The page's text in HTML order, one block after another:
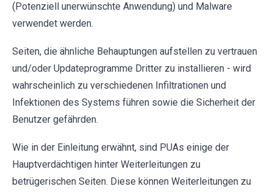
(Potenziell unerwünschte Anwendung) und Malware
verwendet werden.
Seiten, die ähnliche Behauptungen aufstellen zu vertrauen
und/oder Updateprogramme Dritter zu installieren - wird
wahrscheinlich zu verschiedenen Infiltrationen und
Infektionen des Systems führen sowie die Sicherheit der
Benutzer gefährden.
Wie in der Einleitung erwähnt, sind PUAs einige der
Hauptverdächtigen hinter Weiterleitungen zu
betrügerischen Seiten. Diese können Weiterleitungen zu